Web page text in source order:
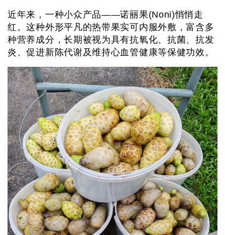
近年来，一种小众产品——诺丽果(Noni)悄悄走
红。这种外形平凡的热带果实可内服外敷，富含多
种营养成分，长期被视为具有抗氧化、抗菌、抗发
炎、促进新陈代谢及维持心血管健康等保健功效。